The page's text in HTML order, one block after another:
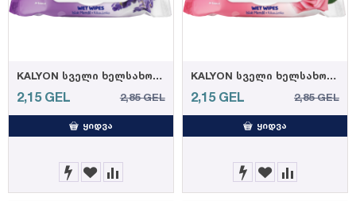
KALYON სველი ხელსახოცი ლავანდა 72ც (12)
2,15 GEL 2,85 GEL
ᲧᲘᲓᲕᲐ
KALYON სველი ხელსახოცი ვარდის 72ც (12)
2,15 GEL 2,85 GEL
ᲧᲘᲓᲕᲐ